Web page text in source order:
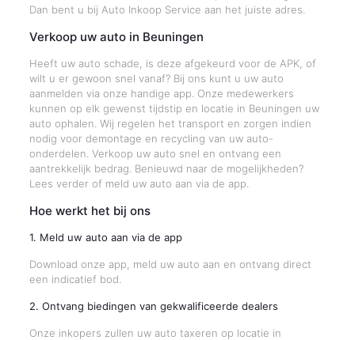
Dan bent u bij Auto Inkoop Service aan het juiste adres.
Verkoop uw auto in Beuningen
Heeft uw auto schade, is deze afgekeurd voor de APK, of
wilt u er gewoon snel vanaf? Bij ons kunt u uw auto
aanmelden via onze handige app. Onze medewerkers
kunnen op elk gewenst tijdstip en locatie in Beuningen uw
auto ophalen. Wij regelen het transport en zorgen indien
nodig voor demontage en recycling van uw auto-
onderdelen. Verkoop uw auto snel en ontvang een
aantrekkelijk bedrag. Benieuwd naar de mogelijkheden?
Lees verder of meld uw auto aan via de app.
Hoe werkt het bij ons
1. Meld uw auto aan via de app
Download onze app, meld uw auto aan en ontvang direct
een indicatief bod.
2. Ontvang biedingen van gekwalificeerde dealers
Onze inkopers zullen uw auto taxeren op locatie in